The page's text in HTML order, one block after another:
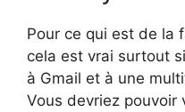
Pour ce qui est de la
cela est vrai surtout
à Gmail et à une
Vous devriez pouvoir